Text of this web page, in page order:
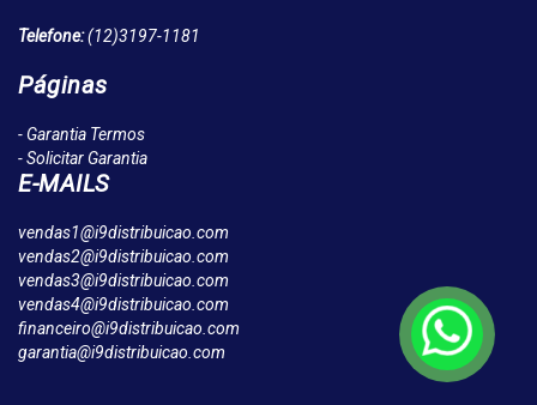
Telefone:(12)3197-1181
Páginas
- Garantia Termos
- Solicitar Garantia
E-MAILS
vendas1@i9distribuicao.com
vendas2@i9distribuicao.com
vendas3@i9distribuicao.com
vendas4@i9distribuicao.com
financeiro@i9distribuicao.com
garantia@i9distribuicao.com